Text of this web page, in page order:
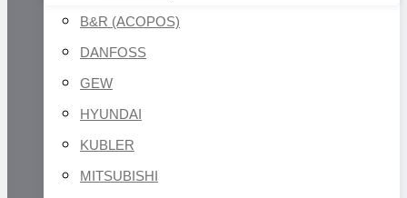
B&R (ACOPOS)
DANFOSS
GEW
HYUNDAI
KUBLER
MITSUBISHI